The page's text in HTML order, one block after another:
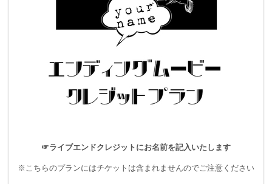
当に感謝してもしきれません。
が取れず、細かなすり合わせをすることができない状態で本番
プロジェクターからの距離の関係で、やむなく投影をあきらめ
た映像演出もありました。
☞ライブエンドクレジットにお名前を記入いたします
※こちらのプランにはチケットは含まれませんのでご注意ください